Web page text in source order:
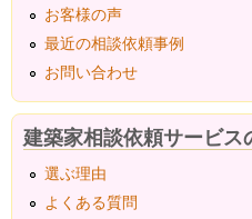
お客様の声
最近の相談依頼事例
お問い合わせ
建築家相談依頼サービス
選ぶ理由
よくある質問